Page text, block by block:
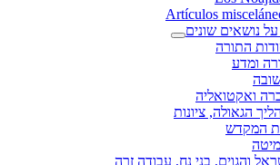
Artículos
נושאים שונים
התורה
ומדע
ואקטואליה
הגאולה, ציונות
המקדש
והגוים, בני נח, עבודה זרה